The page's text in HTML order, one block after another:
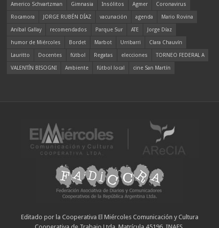
Americo Schvartzman Gimnasia Insólitos Agmer
Coronavirus
Rocamora
JORGE RUBÉN DÍAZ vacunación agenda
Mario Rovina
Aníbal Gallay
recomendados Parque Sur ATE
Jorge Díaz
humor de Miércoles
Bordet Marbot Urribarri
Clara Chauvín
Lauritto
Docentes fútbol Regatas elecciones
TORNEO FEDERAL A
VALENTÍN BISOGNI
Ambiente fútbol local cine San Martín
Editado por la Cooperativa El Miércoles Comunicación y Cultura